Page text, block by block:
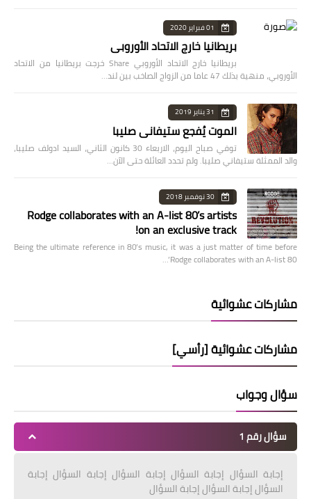
01 فبراير 2020
بريطانيا خارج الاتحاد الأوروبي
بريطانيا خارج الاتحاد الأوروبي Share خرجت بريطانيا من الاتحاد
الأوروبي، منهية بذلك 47 عاما من الزواج الصاخب بين لند…
31 يناير 2019
الموت يُفجع ستيفاني صليبا
توفي صباح اليوم، الاربعاء 30 كانون الثاني، السيد ادولف صليبا،
والد الممثلة ستيفاني صليبا. ولم تحدد العائلة حتى الآن…
30 نوفمبر 2018
Rodge collaborates with an A-list 80’s artists
on an exclusive track!
Being the ultimate reference in 80’s music, it was a just matter of time before
Rodge collaborates with an A-list 80’…
مشاركات عشوائية
مشاركات عشوائية [رأسي]
سؤال وجواب
سؤال رقم 1
إجابة السؤال إجابة السؤال إجابة السؤال إجابة السؤال إجابة
السؤال إجابة السؤال إجابة السؤال